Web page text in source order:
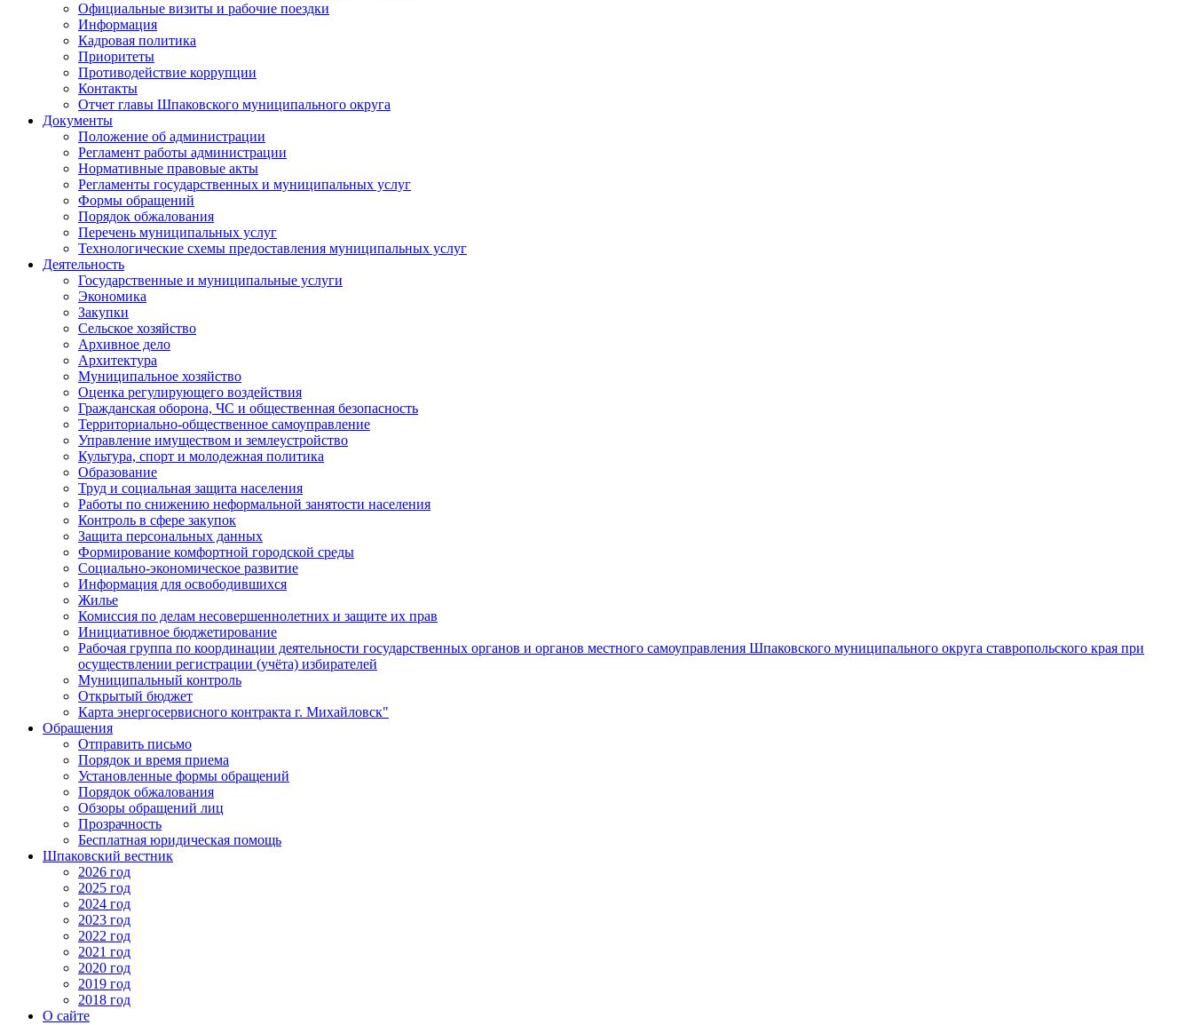
Официальные визиты и рабочие поездки
Информация
Кадровая политика
Приоритеты
Противодействие коррупции
Контакты
Отчет главы Шпаковского муниципального округа
Документы
Положение об администрации
Регламент работы администрации
Нормативные правовые акты
Регламенты государственных и муниципальных услуг
Формы обращений
Порядок обжалования
Перечень муниципальных услуг
Технологические схемы предоставления муниципальных услуг
Деятельность
Государственные и муниципальные услуги
Экономика
Закупки
Сельское хозяйство
Архивное дело
Архитектура
Муниципальное хозяйство
Оценка регулирующего воздействия
Гражданская оборона, ЧС и общественная безопасность
Территориально-общественное самоуправление
Управление имуществом и землеустройство
Культура, спорт и молодежная политика
Образование
Труд и социальная защита населения
Работы по снижению неформальной занятости населения
Контроль в сфере закупок
Защита персональных данных
Формирование комфортной городской среды
Социально-экономическое развитие
Информация для освободившихся
Жилье
Комиссия по делам несовершеннолетних и защите их прав
Инициативное бюджетирование
Рабочая группа по координации деятельности государственных органов и органов местного самоуправления Шпаковского муниципального округа ставропольского края при
осуществлении регистрации (учёта) избирателей
Муниципальный контроль
Открытый бюджет
Карта энергосервисного контракта г. Михайловск"
Обращения
Отправить письмо
Порядок и время приема
Установленные формы обращений
Порядок обжалования
Обзоры обращений лиц
Прозрачность
Бесплатная юридическая помощь
Шпаковский вестник
2026 год
2025 год
2024 год
2023 год
2022 год
2021 год
2020 год
2019 год
2018 год
О сайте